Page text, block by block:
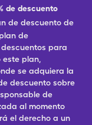
de descuento
de descuento de
de
para
este plan,
se adquiera la
descuento sobre
de
al momento
el derecho a un